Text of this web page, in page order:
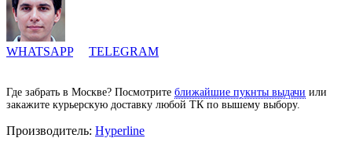
WHATSAPP TELEGRAM
Где забрать в Москве? Посмотрите ближайшие пукнты выдачи или
закажите курьерскую доставку любой ТК по вышему выбору.
Производитель: Hyperline